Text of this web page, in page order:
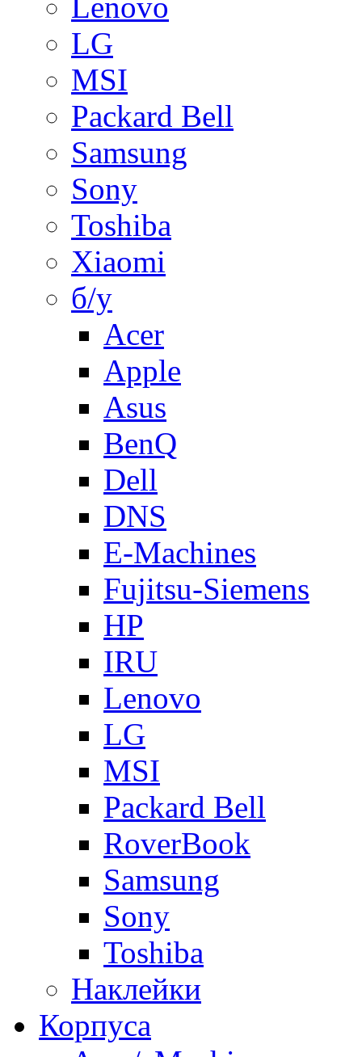
LG
MSI
Packard Bell
Samsung
Sony
Toshiba
Xiaomi
б/у
Acer
Apple
Asus
BenQ
Dell
DNS
E-Machines
Fujitsu-Siemens
HP
IRU
Lenovo
LG
MSI
Packard Bell
RoverBook
Samsung
Sony
Toshiba
Наклейки
Корпуса